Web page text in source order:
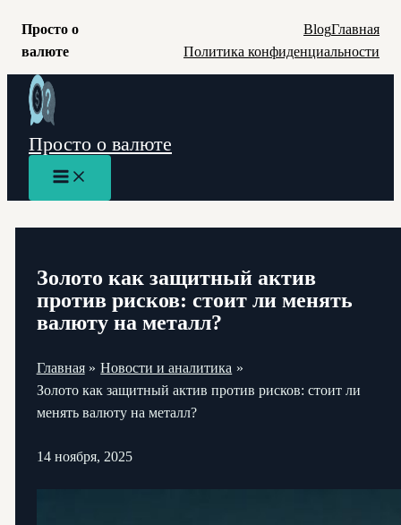
Просто о
валюте
BlogГлавная
Политика конфиденциальности
Перейти
содержимому
Просто о валюте
Main
Menu
Золото как защитный актив
против рисков: стоит ли менять
валюту на металл?
Главная
Новости и аналитика
Золото как защитный актив против рисков: стоит ли
менять валюту на металл?
14 ноября, 2025